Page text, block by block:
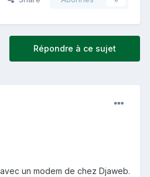
Répondre à ce sujet
un modem de chez Djaweb.